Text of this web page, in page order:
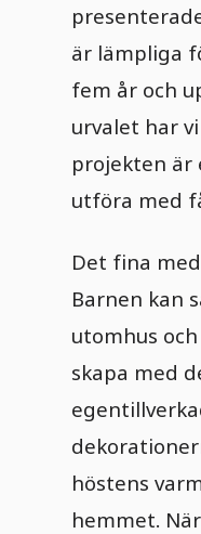
är lämpliga
fem år och
urvalet har
projekten är
utföra med
Det fina
Barnen kan
utomhus
skapa med
höstens
hemmet.